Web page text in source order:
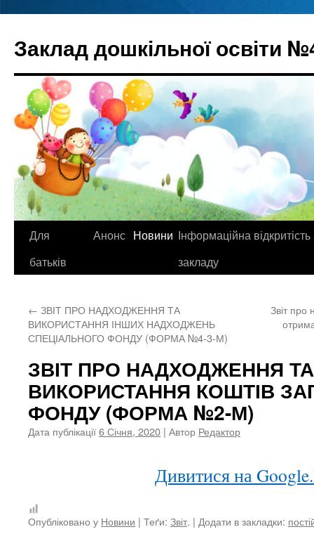
вмісту
Заклад дошкільної освіти
Для
батьків
Анонс Новини Інформаційна відкритість
закладу
← ЗВІТ ПРО НАДХОДЖЕННЯ ТА
ВИКОРИСТАННЯ ІНШИХ НАДХОДЖЕНЬ
СПЕЦІАЛЬНОГО ФОНДУ (ФОРМА №4-3-М)
Звіт про
ЗВІТ ПРО НАДХОДЖЕННЯ ТА
ВИКОРИСТАННЯ КОШТІВ
ФОНДУ (ФОРМА №2-М)
Дата публікації6 Січня, 2020 | Автор Редактор
Дивитися на
Опубліковано у Новини | Теґи: Звіт. | Додати в закладки: